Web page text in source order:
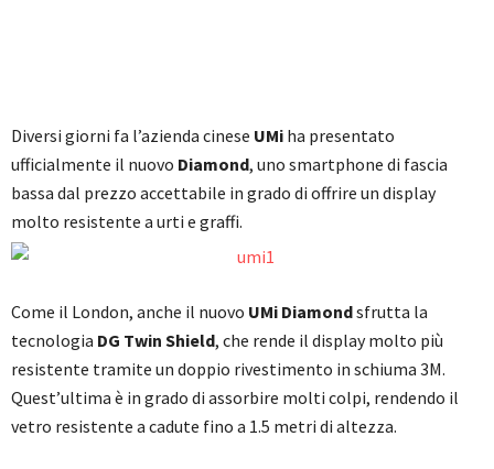
Diversi giorni fa l’azienda cinese UMi ha presentato
ufficialmente il nuovo Diamond, uno smartphone di fascia
bassa dal prezzo accettabile in grado di offrire un display
molto resistente a urti e graffi.
Come il London, anche il nuovo UMi Diamondsfrutta la
tecnologia DG Twin Shield, che rende il display molto più
resistente tramite un doppio rivestimento in schiuma 3M.
Quest’ultima è in grado di assorbire molti colpi, rendendo il
vetro resistente a cadute fino a 1.5 metri di altezza.